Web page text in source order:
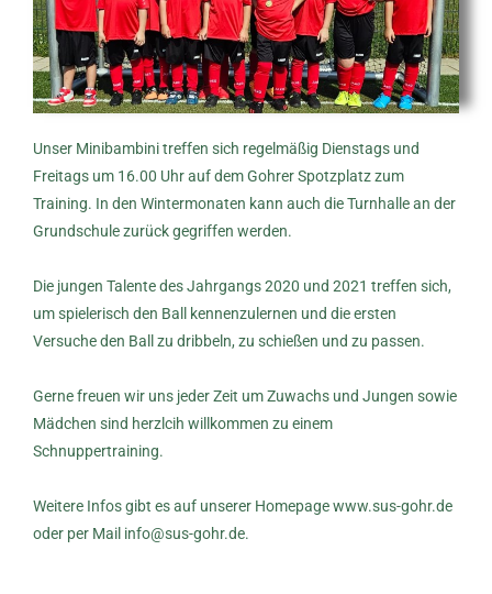
Unser Minibambini treffen sich regelmäßig Dienstags und
Freitags um 16.00 Uhr auf dem Gohrer Spotzplatz zum
Training. In den Wintermonaten kann auch die Turnhalle an der
Grundschule zurück gegriffen werden.
Die jungen Talente des Jahrgangs 2020 und 2021 treffen sich,
um spielerisch den Ball kennenzulernen und die ersten
Versuche den Ball zu dribbeln, zu schießen und zu passen.
Gerne freuen wir uns jeder Zeit um Zuwachs und Jungen sowie
Mädchen sind herzlcih willkommen zu einem
Schnuppertraining.
Weitere Infos gibt es auf unserer Homepage www.sus-gohr.de
oder per Mail info@sus-gohr.de.